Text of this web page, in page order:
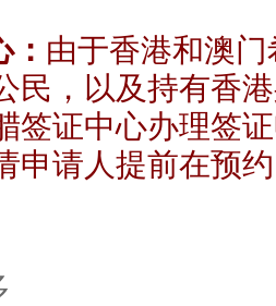
由于香港和澳
民，以及持有香
签证中心办理签
申请人提前在预